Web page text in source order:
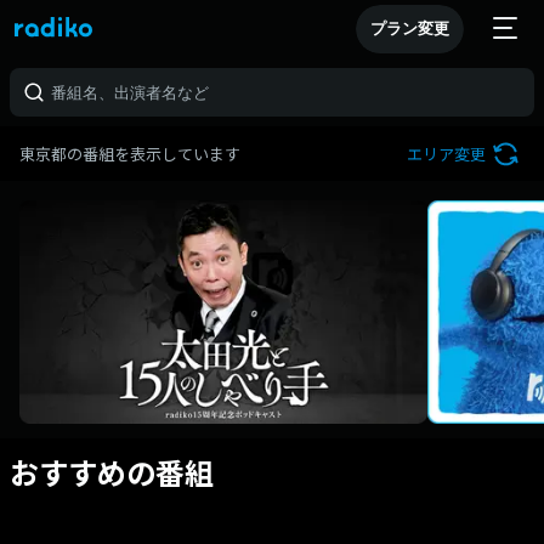
プラン変更
東京都の番組を表示しています エリア変更
おすすめの番組